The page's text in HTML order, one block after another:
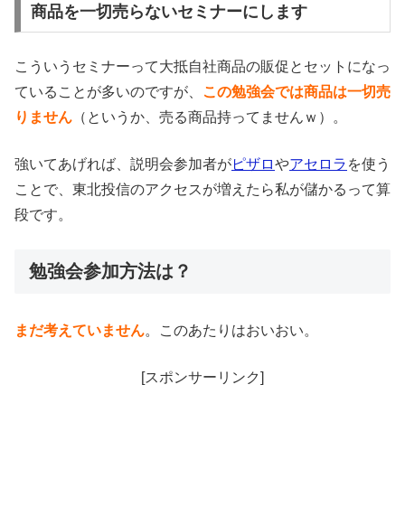
商品を一切売らないセミナーにします
こういうセミナーって大抵自社商品の販促とセットになっ
ていることが多いのですが、 この勉強会では商品は一切売
りません （というか、売る商品持ってませんｗ）。
強いてあげれば、説明会参加者がピザロやアセロラ を使う
ことで、東北投信のアクセスが増えたら私が儲かるって算
段です。
勉強会参加方法は？
まだ考えていません。このあたりはおいおい。
[スポンサーリンク]